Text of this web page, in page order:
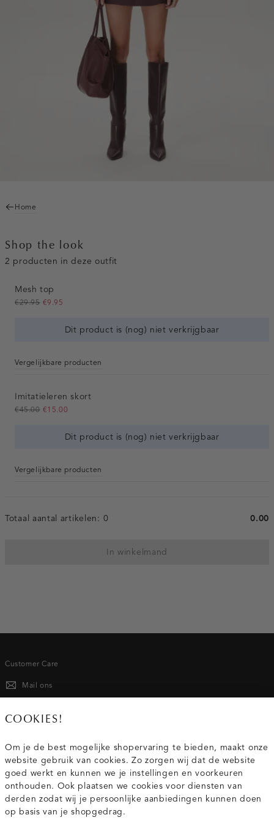
Home
Shop the look
2 producten in deze outfit
Mesh top
€29.95 €9.95
Dit product is (nog) niet verkrijgbaar
Vergelijkbare producten
Imitatieleren skort
€45.00 €15.00
Dit product is (nog) niet verkrijgbaar
Vergelijkbare producten
Totaal aantal artikelen: 0 0.00
In winkelmand
Customer Care
Mail ons
Service
Wij zijn Costes
COOKIES!
Om je de best mogelijke shopervaring te bieden, maakt onze
website gebruik van cookies. Zo zorgen wij dat de website
goed werkt en kunnen we je instellingen en voorkeuren
onthouden. Ook plaatsen we cookies voor diensten van
derden zodat wij je persoonlijke aanbiedingen kunnen doen
op basis van je shopgedrag.